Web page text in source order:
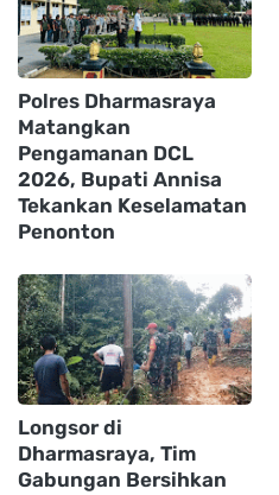
Polres Dharmasraya
Matangkan
Pengamanan DCL
2026, Bupati Annisa
Tekankan Keselamatan
Penonton
Longsor di
Dharmasraya, Tim
Gabungan Bersihkan